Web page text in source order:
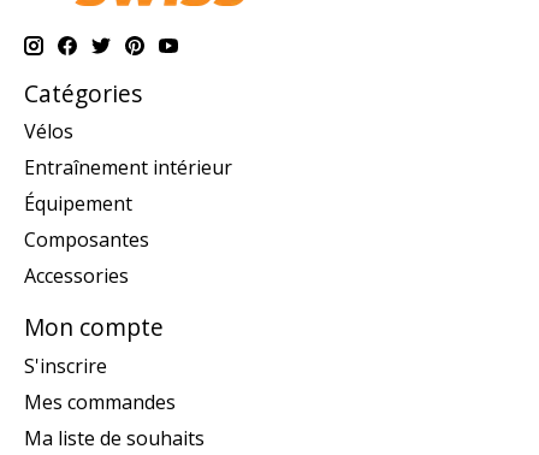
Catégories
Vélos
Entraînement intérieur
Équipement
Composantes
Accessories
Mon compte
S'inscrire
Mes commandes
Ma liste de souhaits